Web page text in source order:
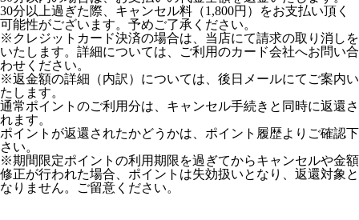
30分以上過ぎた際、キャンセル料（1,800円）をお支払い頂く
可能性がございます。予めご了承ください。
※クレジットカード決済の場合は、当店にて請求の取り消しを
いたします。詳細については、ご利用のカード会社へお問い合
わせください。
※返金額の詳細（内訳）については、後日メールにてご案内い
たします。
通常ポイントのご利用分は、キャンセル手続きと同時に返還さ
れます。
ポイントが返還されたかどうかは、ポイント履歴よりご確認下
さい。
※期間限定ポイントの利用期限を過ぎてからキャンセルや金額
修正が行われた場合、ポイントは失効扱いとなり、返還対象と
なりません。ご留意ください。